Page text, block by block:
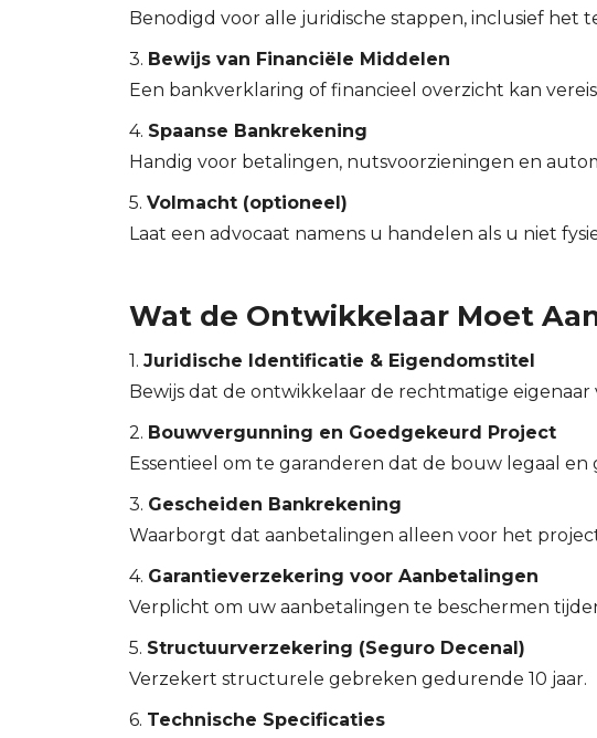
Benodigd voor alle juridische stappen, inclusief het
3. Bewijs van Financiële Middelen
Een bankverklaring of financieel overzicht kan
4. Spaanse Bankrekening
Handig voor betalingen, nutsvoorzieningen en
5. Volmacht (optioneel)
Laat een advocaat namens u handelen als u niet
Wat de Ontwikkelaar Moet
1. Juridische Identificatie & Eigendomstitel
Bewijs dat de ontwikkelaar de rechtmatige eigenaar
2. Bouwvergunning en Goedgekeurd Project
Essentieel om te garanderen dat de bouw legaal en
3. Gescheiden Bankrekening
Waarborgt dat aanbetalingen alleen voor het
4. Garantieverzekering voor Aanbetalingen
Verplicht om uw aanbetalingen te beschermen
5. Structuurverzekering (Seguro Decenal)
Verzekert structurele gebreken gedurende 10 jaar.
6. Technische Specificaties